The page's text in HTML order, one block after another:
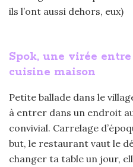
ils l’ont aussi dehors, eux)
Spok, une virée
cuisine maison
Petite ballade dans le
à entrer dans un endroit
convivial. Carrelage
but, le restaurant vaut le
changer ta table un jour,